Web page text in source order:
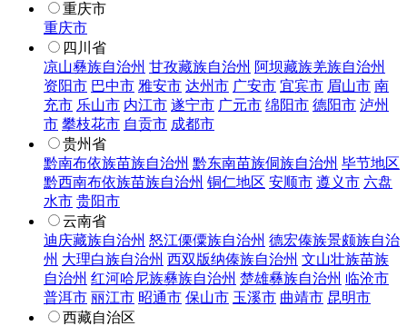
重庆市
重庆市
四川省
凉山彝族自治州 甘孜藏族自治州 阿坝藏族羌族自治州
资阳市 巴中市 雅安市 达州市 广安市 宜宾市 眉山市 南
充市 乐山市 内江市 遂宁市 广元市 绵阳市 德阳市 泸州
市 攀枝花市 自贡市 成都市
贵州省
黔南布依族苗族自治州 黔东南苗族侗族自治州 毕节地区
黔西南布依族苗族自治州 铜仁地区 安顺市 遵义市 六盘
水市 贵阳市
云南省
迪庆藏族自治州 怒江傈僳族自治州 德宏傣族景颇族自治
州 大理白族自治州 西双版纳傣族自治州 文山壮族苗族
自治州 红河哈尼族彝族自治州 楚雄彝族自治州 临沧市
普洱市 丽江市 昭通市 保山市 玉溪市 曲靖市 昆明市
西藏自治区